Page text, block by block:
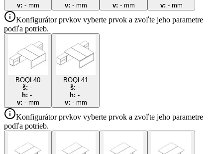
v: -mm
v: -mm
v: -mm
v: -mm
Konfigurátor prvkov vyberte prvok a zvoľte jeho parametre
podľa potrieb.
BOQL40
š: -
h: -
v: -mm
BOQL41
š: -
h: -
v: -mm
Konfigurátor prvkov vyberte prvok a zvoľte jeho parametre
podľa potrieb.